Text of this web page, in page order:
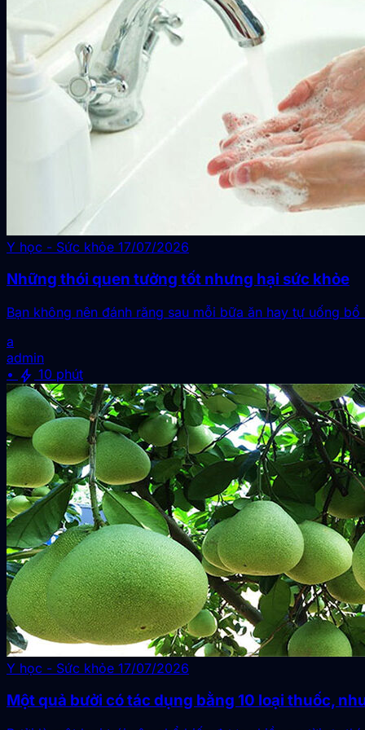
Y học - Sức khỏe 17/07/2026
Những thói quen tưởng tốt nhưng hại sức khỏe
Bạn không nên đánh răng sau mỗi bữa ăn hay tự uống
a
admin
• bolt 10 phút
Y học - Sức khỏe 17/07/2026
Một quả bưởi có tác dụng bằng 10 loại thuốc,